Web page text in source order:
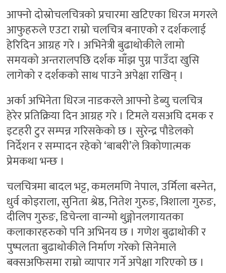
आफ्नो दोस्रोचलचित्रको प्रचारमा खटिएका धिरज मगरले
आफुहरुले एउटा राम्रो चलचित्र बनाएको र दर्शकलाई
हेरिदिन आग्रह गरे । अभिनेत्री बुढाथोकीले लामो
समयको अन्तरालपछि दर्शक माँझ पुग्न पाउँदा खुसि
लागेको र दर्शकको साथ पाउने अपेक्षा राखिन् ।
अर्का अभिनेता धिरज नाडकरले आफ्नो डेब्यु चलचित्र
हेरेर प्रतिक्रिया दिन आग्रह गरे । टिमले यसअघि दमक र
इटहरी टुर सम्पन्न गरिसकेको छ । सुरेन्द्र पौडेलको
निर्देशन र सम्पादन रहेको ‘बाबरी’ले त्रिकोणात्मक
प्रेमकथा भन्छ ।
चलचित्रमा बादल भट्ट, कमलमणि नेपाल, उर्मिला बस्नेत,
धुर्व कोइराला, सुनिता श्रेष्ठ, नितेश गुरुङ, त्रिशाला गुरुङ,
दीलिप गुरुङ, डिचेन्ला वान्ग्मो थुङ्गोनलगायतका
कलाकारहरुको पनि अभिनय छ । गणेश बुढाथोकी र
पुष्पलता बुढाथोकीले निर्माण गरेको सिनेमाले
बक्सअफिसमा राम्रो व्यापार गर्ने अपेक्षा गरिएको छ ।